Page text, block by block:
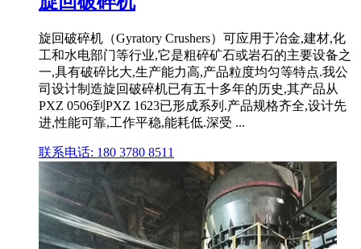
旋回破碎机（Gyratory Crushers）可应用于冶金,建材,化
工和水电部门等行业,它是粗碎矿石或岩石的主要设备之
一,具有破碎比大,生产能力高,产品粒度均匀等特点.我公
司设计制造旋回破碎机已有五十多年的历史,其产品从
PXZ 0506到PXZ 1623已形成系列.产品规格齐全,设计先
进,性能可靠,工作平稳,能耗低.深受 ...
联系电话: 180 3780 8511